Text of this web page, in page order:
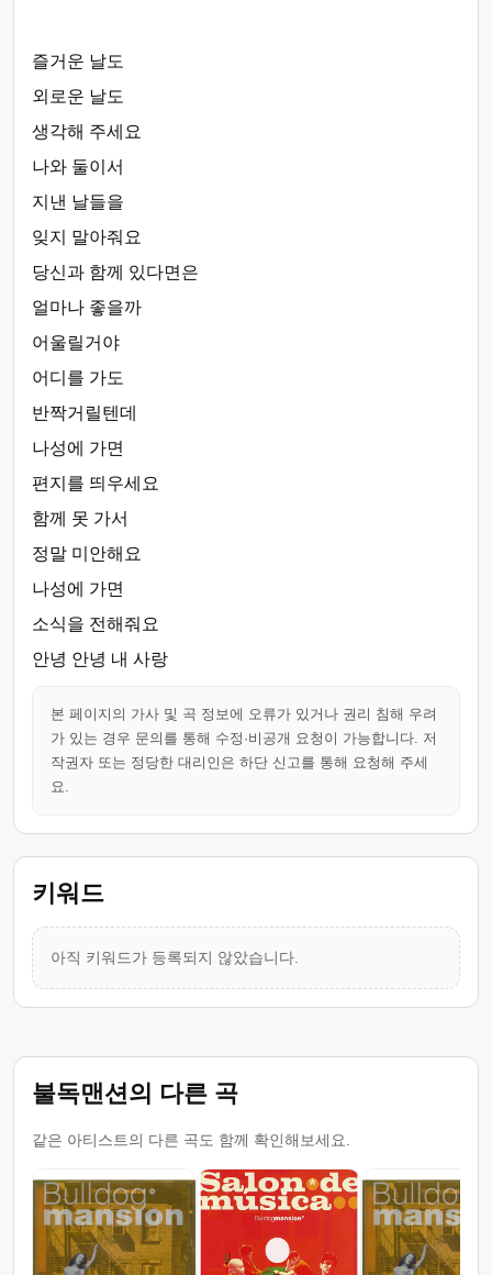
즐거운 날도
외로운 날도
생각해 주세요
나와 둘이서
지낸 날들을
잊지 말아줘요
당신과 함께 있다면은
얼마나 좋을까
어울릴거야
어디를 가도
반짝거릴텐데
나성에 가면
편지를 띄우세요
함께 못 가서
정말 미안해요
나성에 가면
소식을 전해줘요
안녕 안녕 내 사랑
본 페이지의 가사 및 곡 정보에 오류가 있거나 권리 침해 우려
가 있는 경우 문의를 통해 수정·비공개 요청이 가능합니다. 저
작권자 또는 정당한 대리인은 하단 신고를 통해 요청해 주세
요.
키워드
아직 키워드가 등록되지 않았습니다.
불독맨션의 다른 곡
같은 아티스트의 다른 곡도 함께 확인해보세요.